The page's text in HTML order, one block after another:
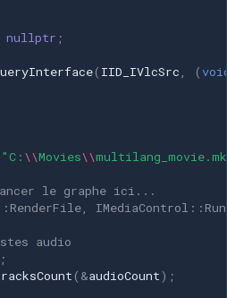
nullptr ;
( IID_IVlcSrc (
"C: \\Movies\\
le graphe ici...
audio
;
( &audioCount);